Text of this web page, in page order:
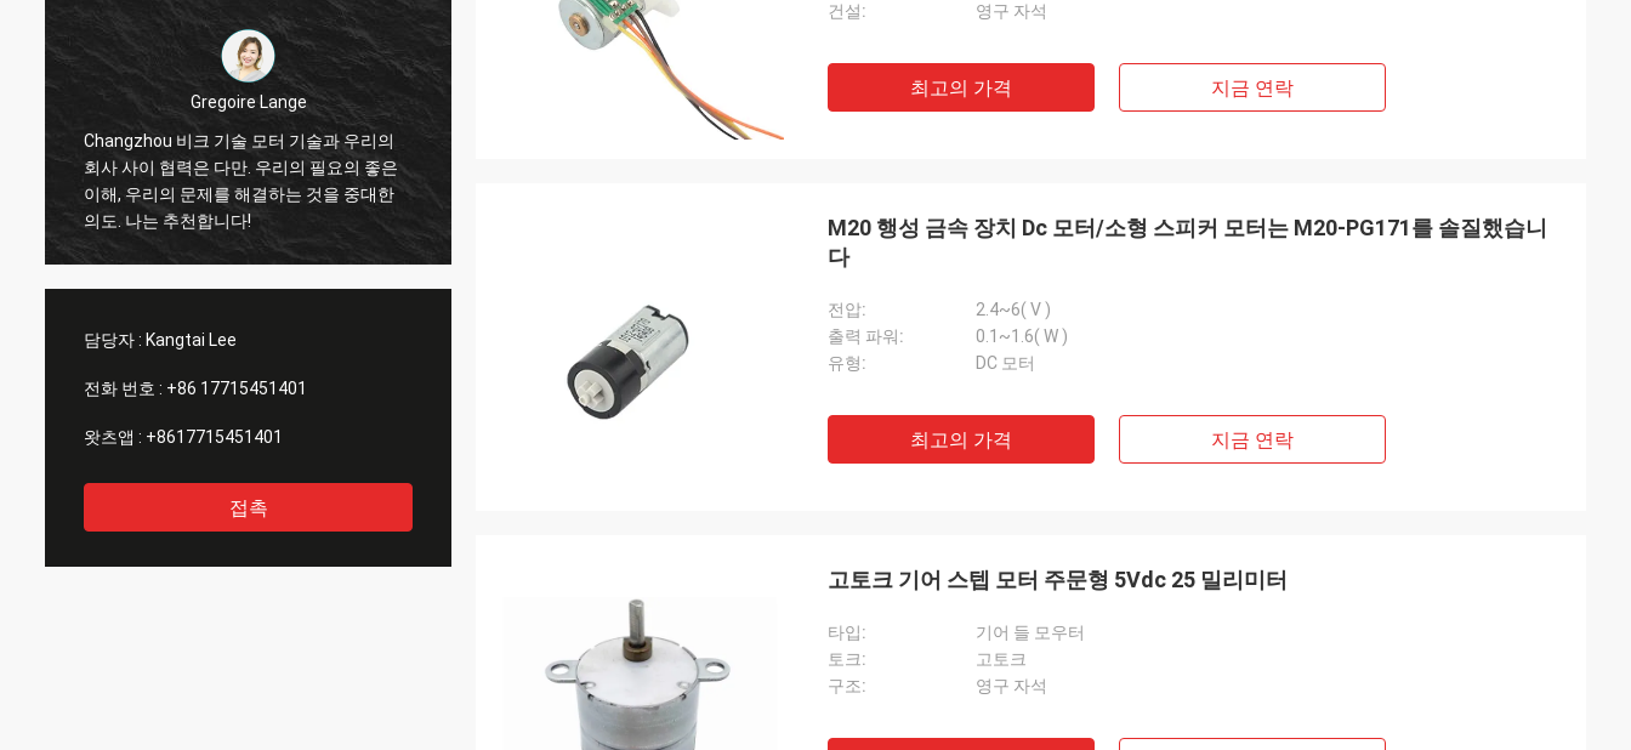
Gregoire Lange
Changzhou 비크 기술 모터 기술과 우리의
회사 사이 협력은 다만. 우리의 필요의 좋은
이해, 우리의 문제를 해결하는 것을 중대한
의도. 나는 추천합니다!
데이비드 Molevelt
직업 적이고 및 명확한 커뮤니케이션. 순서는
Buildstorm 개인적인 한정된
을 위한 제품을 주문을 받아서 만들게 준비되
담당자 : Kangtai Lee
전화 번호 : +86 17715451401
왓츠앱 : +8617715451401
접촉
건설:
영구 자석
최고의 가격 지금 연락
M20 행성 금속 장치 Dc 모터/소형 스피커 모터는 M20-PG171를 솔질했습니
다
전압:
2.4~6( V )
출력 파워:
0.1~1.6( W )
유형:
DC 모터
최고의 가격 지금 연락
고토크 기어 스텝 모터 주문형 5Vdc 25 밀리미터
타입:
기어 들 모우터
토크:
고토크
구조:
영구 자석